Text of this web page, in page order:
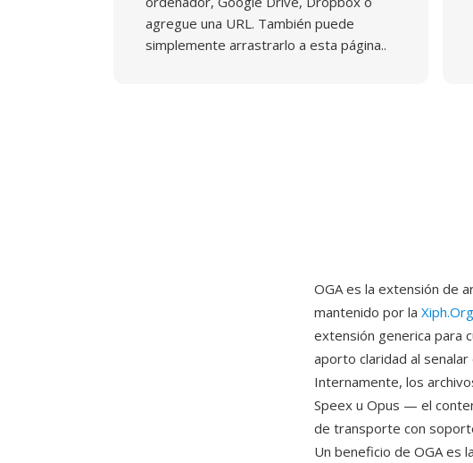
agregue una URL. También puede
simplemente arrastrarlo a esta página..
OGA es la extensión de
mantenido por la
extensión generica para
aporto claridad al
Internamente, los
Speex u Opus — el
de transporte con
Un beneficio de OGA es